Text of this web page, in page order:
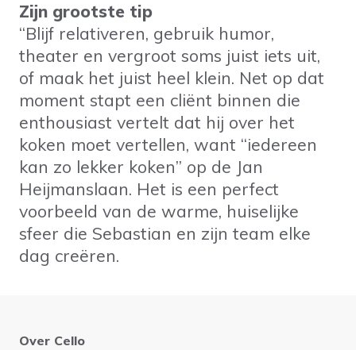
Zijn grootste tip
“Blijf relativeren, gebruik humor,
theater en vergroot soms juist iets uit,
of maak het juist heel klein. Net op dat
moment stapt een cliënt binnen die
enthousiast vertelt dat hij over het
koken moet vertellen, want “iedereen
kan zo lekker koken” op de Jan
Heijmanslaan. Het is een perfect
voorbeeld van de warme, huiselijke
sfeer die Sebastian en zijn team elke
dag creëren.
Over Cello